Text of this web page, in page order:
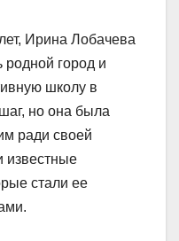
Ирина Лобачева
родной город и
школу в
но она была
ради своей
известные
стали ее